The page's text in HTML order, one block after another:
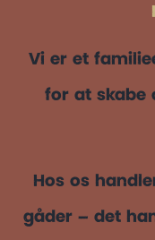
Vi er et
for at skabe
Hos os
gåder – det